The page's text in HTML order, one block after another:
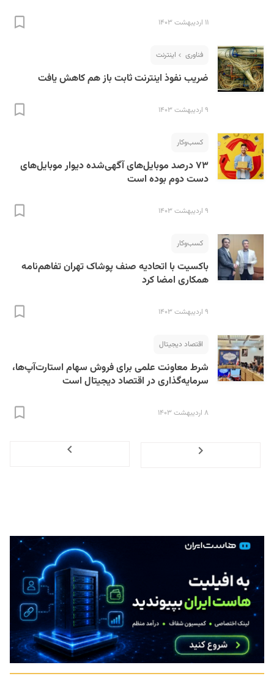
۱۱ اردیبهشت ۱۴۰۳
فناوری اینترنت
ضریب نفوذ اینترنت ثابت باز هم کاهش یافت
۹ اردیبهشت ۱۴۰۳
کسب‌و‌کار
۷۳ درصد موبایل‌های آگهی‌شده دیوار موبایل‌‌های
دست دوم بوده است
۹ اردیبهشت ۱۴۰۳
کسب‌و‌کار
باکسیت با اتحادیه صنف پوشاک تهران تفاهم‌نامه
همکاری امضا کرد
۹ اردیبهشت ۱۴۰۳
اقتصاد دیجیتال
شرط معاونت علمی برای فروش سهام استارت‌آپ‌ها،
سرمایه‌گذاری در اقتصاد دیجیتال است
۸ اردیبهشت ۱۴۰۳